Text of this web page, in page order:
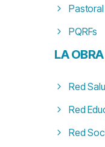
PQRFs
LAOBRA
Red
Red
Red